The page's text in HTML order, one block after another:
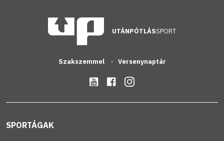
UTÁNPÓTLÁSSPORT
Szakszemmel Versenynaptár
SPORTÁGAK